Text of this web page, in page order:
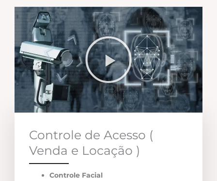
Controle de Acesso (
Venda e Locação )
Controle Facial